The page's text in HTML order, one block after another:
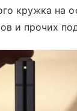
кружка на
и прочих